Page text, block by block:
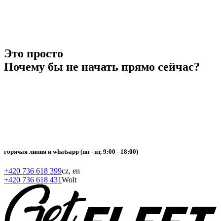
Это просто
Почему бы не начать прямо сейчас?
Присоединиться к платформе
горячая линия и whatsapp (пн - пт, 9:00 - 18:00)
+420 736 618 399cz, en
+420 736 618 431Wolt